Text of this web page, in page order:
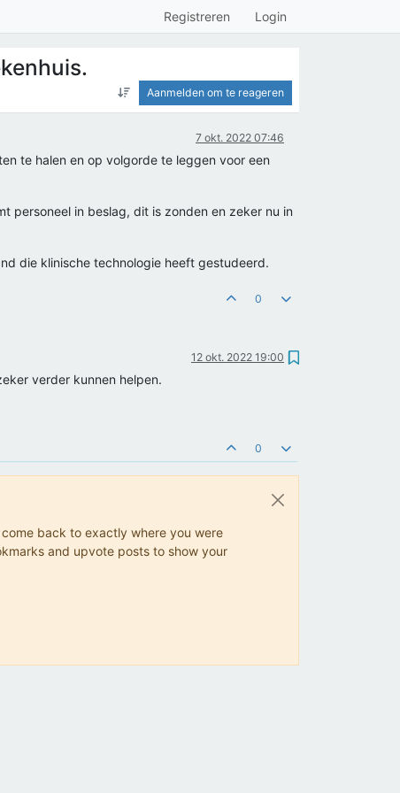
Registreren Login
Aanmelden om te reageren
7 okt. 2022 07:46
te halen en op volgorde te leggen voor een
personeel in beslag, dit is zonden en zeker nu in
die klinische technologie heeft gestudeerd.
0
12 okt. 2022 19:00
verder kunnen helpen.
0
back to exactly where you were
and upvote posts to show your